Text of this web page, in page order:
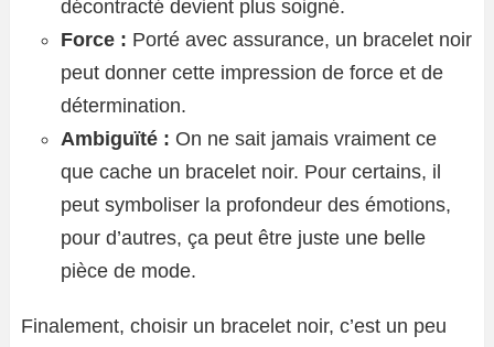
décontracté devient plus soigné.
Force : Porté avec assurance, un bracelet noir
peut donner cette impression de force et de
détermination.
Ambiguïté : On ne sait jamais vraiment ce
que cache un bracelet noir. Pour certains, il
peut symboliser la profondeur des émotions,
pour d’autres, ça peut être juste une belle
pièce de mode.
Finalement, choisir un bracelet noir, c’est un peu